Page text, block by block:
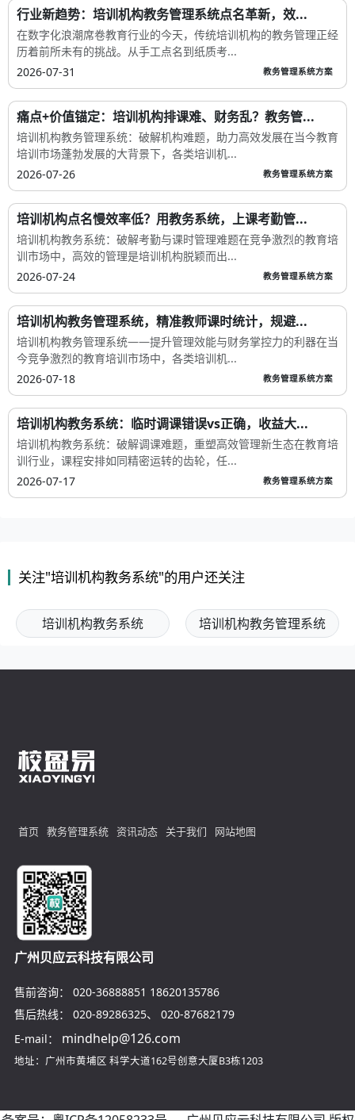
行业新趋势：培训机构教务管理系统点名革新，效...
在数字化浪潮席卷教育行业的今天，传统培训机构的教务管理正经
历着前所未有的挑战。从手工点名到纸质考...
2026-07-31
教务管理系统方案
痛点+价值锚定：培训机构排课难、财务乱？教务管...
培训机构教务管理系统：破解机构难题，助力高效发展在当今教育
培训市场蓬勃发展的大背景下，各类培训机...
2026-07-26
教务管理系统方案
培训机构点名慢效率低？用教务系统，上课考勤管...
培训机构教务系统：破解考勤与课时管理难题在竞争激烈的教育培
训市场中，高效的管理是培训机构脱颖而出...
2026-07-24
教务管理系统方案
培训机构教务管理系统，精准教师课时统计，规避...
培训机构教务管理系统——提升管理效能与财务掌控力的利器在当
今竞争激烈的教育培训市场中，各类培训机...
2026-07-18
教务管理系统方案
培训机构教务系统：临时调课错误vs正确，收益大...
培训机构教务系统：破解调课难题，重塑高效管理新生态在教育培
训行业，课程安排如同精密运转的齿轮，任...
2026-07-17
教务管理系统方案
关注"培训机构教务系统"的用户还关注
培训机构教务系统 培训机构教务管理系统
首页 教务管理系统 资讯动态 关于我们 网站地图
广州贝应云科技有限公司
售前咨询： 020-36888851 18620135786
售后热线：
020-89286325、 020-87682179
E-mail：
mindhelp@126.com
地址：广州市黄埔区 科学大道162号创意大厦B3栋1203